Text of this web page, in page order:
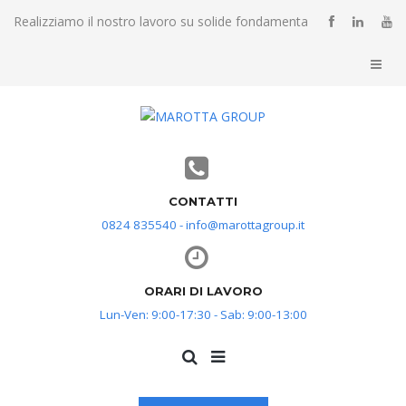
Realizziamo il nostro lavoro su solide fondamenta
CONTATTI
0824 835540 - info@marottagroup.it
ORARI DI LAVORO
Lun-Ven: 9:00-17:30 - Sab: 9:00-13:00